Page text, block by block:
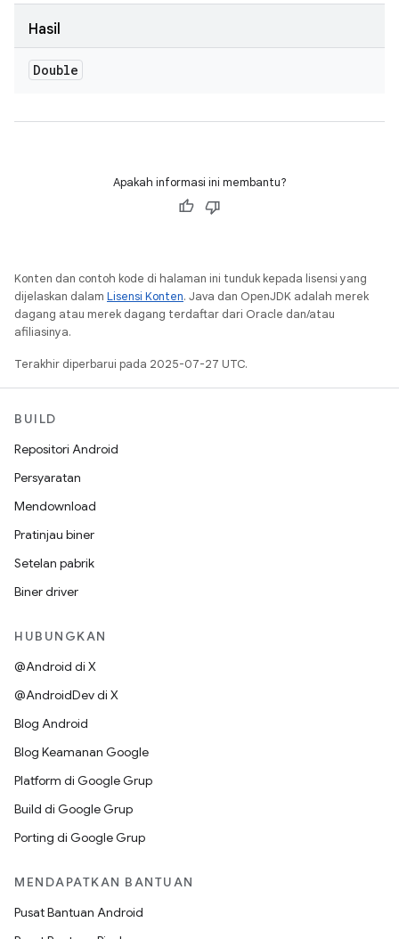
Hasil
Double
Apakah informasi ini membantu?
Konten dan contoh kode di halaman ini tunduk kepada lisensi yang
dijelaskan dalam Lisensi Konten. Java dan OpenJDK adalah merek
dagang atau merek dagang terdaftar dari Oracle dan/atau
afiliasinya.
Terakhir diperbarui pada 2025-07-27 UTC.
BUILD
Repositori Android
Persyaratan
Mendownload
Pratinjau biner
Setelan pabrik
Biner driver
HUBUNGKAN
@Android di X
@AndroidDev di X
Blog Android
Blog Keamanan Google
Platform di Google Grup
Build di Google Grup
Porting di Google Grup
MENDAPATKAN BANTUAN
Pusat Bantuan Android